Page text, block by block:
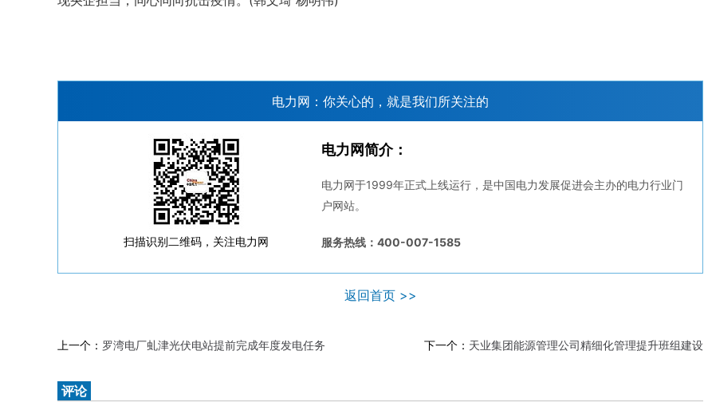
电力网：你关心的，就是我们所关注的
扫描识别二维码，关注电力网
电力网简介：
电力网于1999年正式上线运行，是中国电力发展促进会主办的电力行业门
户网站。
服务热线：400-007-1585
返回首页 >>
上一个： 罗湾电厂虬津光伏电站提前完成年度发电任务 下一个： 天业集团能源管理公司精细化管理提升班组建设
评论